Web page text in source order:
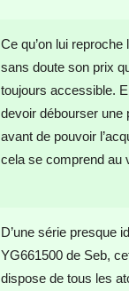
Ce qu’on lui reproche
sans doute son prix
toujours accessible.
devoir débourser une
avant de pouvoir
cela se comprend au
D’une série presque
YG661500 de Seb,
dispose de tous les